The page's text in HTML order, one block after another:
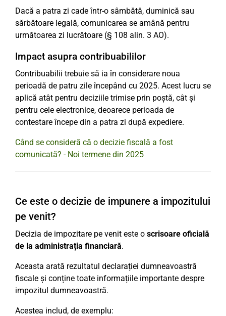
Dacă a patra zi cade într-o sâmbătă, duminică sau
sărbătoare legală, comunicarea se amână pentru
următoarea zi lucrătoare (§ 108 alin. 3 AO).
Impact asupra contribuabililor
Contribuabilii trebuie să ia în considerare noua
perioadă de patru zile începând cu 2025. Acest lucru se
aplică atât pentru deciziile trimise prin poștă, cât și
pentru cele electronice, deoarece perioada de
contestare începe din a patra zi după expediere.
Când se consideră că o decizie fiscală a fost
comunicată? - Noi termene din 2025
Ce este o decizie de impunere a impozitului
pe venit?
Decizia de impozitare pe venit este o scrisoare oficială
de la administrația financiară.
Aceasta arată rezultatul declarației dumneavoastră
fiscale și conține toate informațiile importante despre
impozitul dumneavoastră.
Acestea includ, de exemplu: